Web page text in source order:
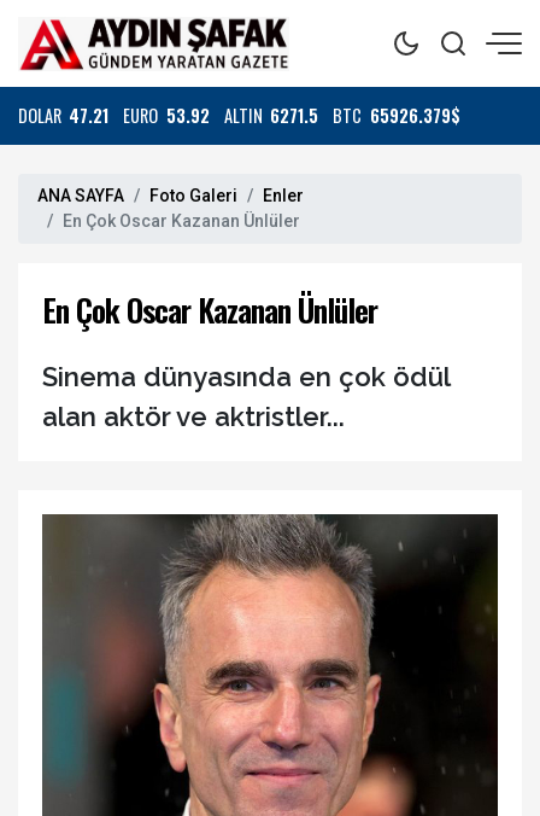
DOLAR 47.21 EURO 53.92 ALTIN 6271.5 BTC 65926.379$
ANA SAYFA Foto Galeri
Enler
En Çok Oscar Kazanan Ünlüler
En Çok Oscar Kazanan Ünlüler
Sinema dünyasında en çok ödül
alan aktör ve aktristler...